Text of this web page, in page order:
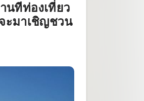
นทีท่องเที่ยว
ะมาเชิญชวน